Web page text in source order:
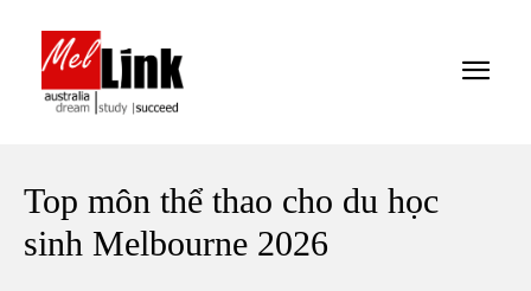
Top môn thể thao cho du học
sinh Melbourne 2026